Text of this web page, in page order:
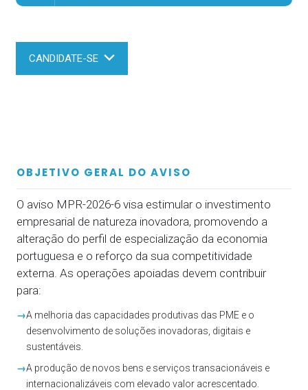
CANDIDATE-SE
OBJETIVO GERAL DO AVISO
O aviso MPR-2026-6 visa estimular o investimento
empresarial de natureza inovadora, promovendo a
alteração do perfil de especialização da economia
portuguesa e o reforço da sua competitividade
externa. As operações apoiadas devem contribuir
para:
→A melhoria das capacidades produtivas das PME e o
desenvolvimento de soluções inovadoras, digitais e
sustentáveis.
→A produção de novos bens e serviços transacionáveis e
internacionalizáveis com elevado valor acrescentado.